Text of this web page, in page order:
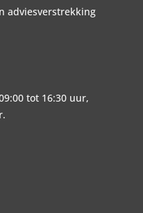
adviesverstrekking
tot 16:30 uur,